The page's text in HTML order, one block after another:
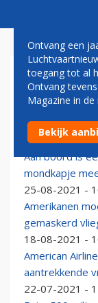
TSA
Recordaantal
04-07-2023 -
Aan boord is
mondkapje
25-08-2021 -
Amerikanen
gemaskerd
18-08-2021 -
American
aantrekkende
22-07-2021 -
Ontvang een
toegang tot al
Ontvang
Magazine in
Bekijk